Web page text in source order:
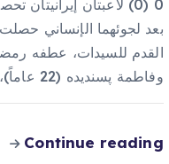
0 (0) لاعبتان إيرانيتان
بعد لجوئهما الإنساني
وفاطمة پسنديده (22 عاماً)، على الجنسية الأسترالية،…
Continue reading